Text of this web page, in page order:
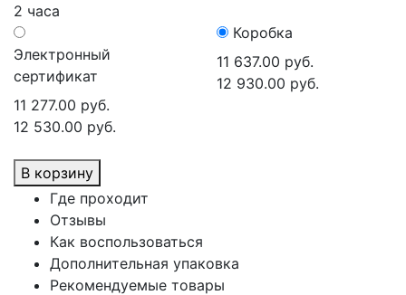
2 часа
Электронный
сертификат
11 277.00 руб.
12 530.00 руб.
Коробка
11 637.00 руб.
12 930.00 руб.
В корзину
Где проходит
Отзывы
Как воспользоваться
Дополнительная упаковка
Рекомендуемые товары